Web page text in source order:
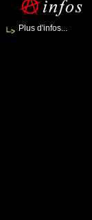
Plus d'infos...